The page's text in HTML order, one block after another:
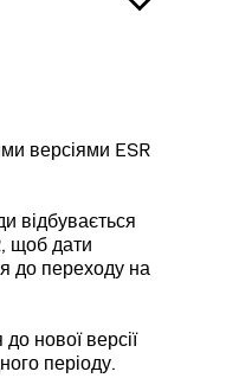
версіями ESR
відбувається
щоб дати
до переходу на
нової версії
періоду.